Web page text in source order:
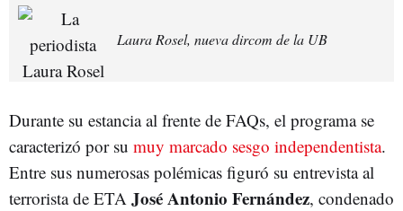
Laura Rosel, nueva dircom de la UB
Durante su estancia al frente de FAQs, el programa se
caracterizó por su muy marcado sesgo independentista.
Entre sus numerosas polémicas figuró su entrevista al
terrorista de ETA José Antonio Fernández, condenado